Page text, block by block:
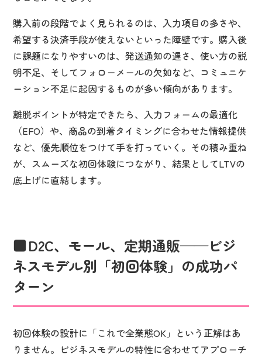
購入前の段階でよく見られるのは、入力項目の多さや、
希望する決済手段が使えないといった障壁です。購入後
に課題になりやすいのは、発送通知の遅さ、使い方の説
明不足、そしてフォローメールの欠如など、コミュニケ
ーション不足に起因するものが多い傾向があります。
離脱ポイントが特定できたら、入力フォームの最適化
（EFO）や、商品の到着タイミングに合わせた情報提供
など、優先順位をつけて手を打っていく。その積み重ね
が、スムーズな初回体験につながり、結果としてLTVの
底上げに直結します。
D2C、モール、定期通販——ビジ
ネスモデル別「初回体験」の成功パ
ターン
初回体験の設計に「これで全業態OK」という正解はあ
りません。ビジネスモデルの特性に合わせてアプローチ